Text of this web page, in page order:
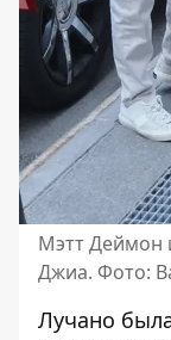
Мэтт Деймон
Джиа. Фото:
Лучано